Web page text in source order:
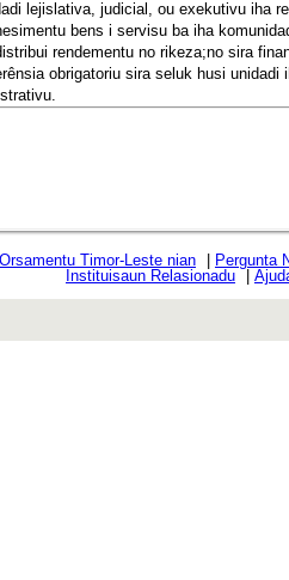
lejislativa, judicial, ou exekutivu iha
bens i servisu ba iha
rendementu no rikeza;no sira
obrigatoriu sira seluk husi
Timor-Leste nian
Pergunta
Instituisaun Relasionadu